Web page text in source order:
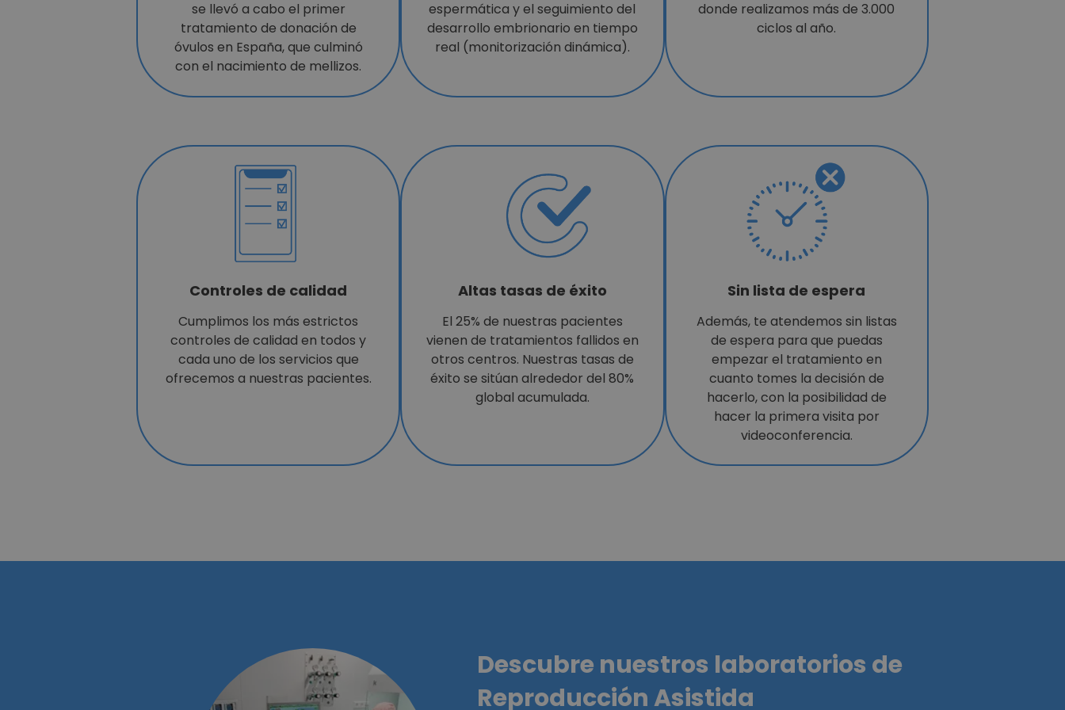
se llevó a cabo el primer
tratamiento de donación de
óvulos en España, que culminó
con el nacimiento de mellizos.
espermática y el seguimiento del
desarrollo embrionario en tiempo
real (monitorización dinámica).
donde realizamos más de 3.000
ciclos al año.
Controles de calidad
Cumplimos los más estrictos
controles de calidad en todos y
cada uno de los servicios que
ofrecemos a nuestras pacientes.
Altas tasas de éxito
El 25% de nuestras pacientes
vienen de tratamientos fallidos en
otros centros. Nuestras tasas de
éxito se sitúan alrededor del 80%
global acumulada.
Sin lista de espera
Además, te atendemos sin listas
de espera para que puedas
empezar el tratamiento en
cuanto tomes la decisión de
hacerlo, con la posibilidad de
hacer la primera visita por
videoconferencia.
Descubre nuestros laboratorios de
Reproducción Asistida